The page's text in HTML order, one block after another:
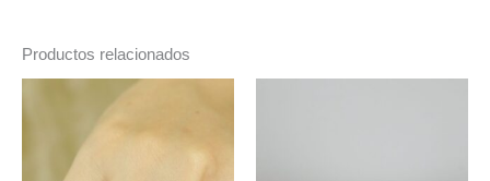
Productos relacionados